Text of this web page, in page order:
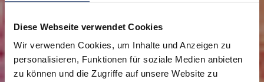
Diese Webseite verwendet Cookies
Wir verwenden Cookies, um Inhalte und Anzeigen zu
personalisieren, Funktionen für soziale Medien anbieten
zu können und die Zugriffe auf unsere Website zu